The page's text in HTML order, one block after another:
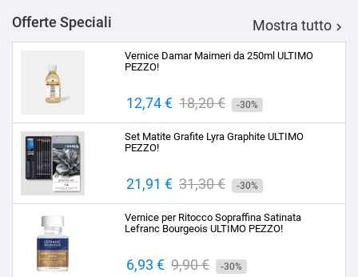
Offerte Speciali Mostra tutto 
Vernice Damar Maimeri da 250ml ULTIMO
PEZZO!
Prezzo
12,74 € Prezzo
base
18,20 € -30%
Set Matite Grafite Lyra Graphite ULTIMO
PEZZO!
Prezzo
21,91 € Prezzo
base
31,30 € -30%
Vernice per Ritocco Sopraffina Satinata
Lefranc Bourgeois ULTIMO PEZZO!
Prezzo
6,93 € Prezzo
9,90 € -30%